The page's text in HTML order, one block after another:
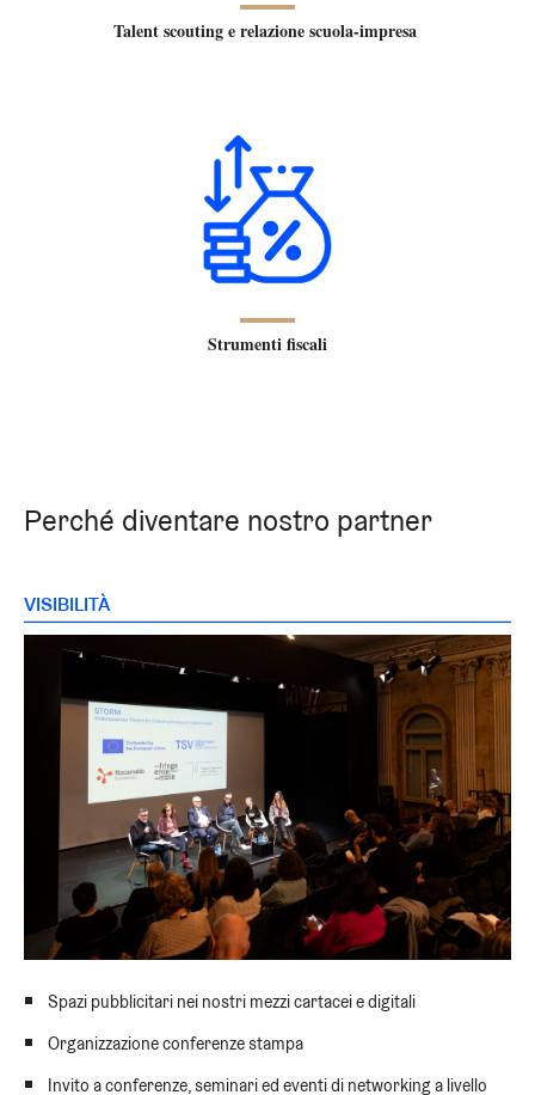
Talent scouting e relazione scuola-impresa
Strumenti fiscali
Perché diventare nostro partner
VISIBILITÀ
Spazi pubblicitari nei nostri mezzi cartacei e digitali
Organizzazione conferenze stampa
Invito a conferenze, seminari ed eventi di networking a livello